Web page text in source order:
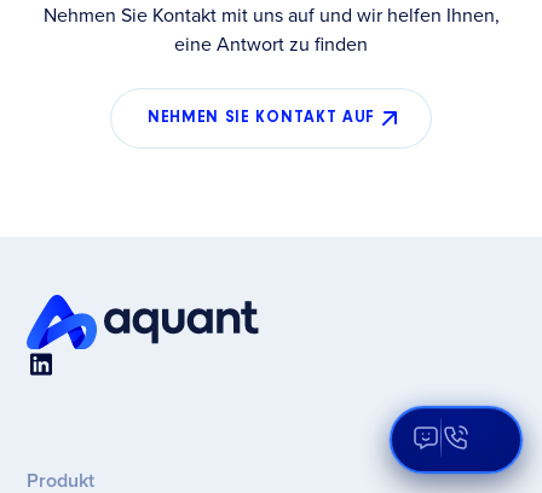
Nehmen Sie Kontakt mit uns auf und wir helfen Ihnen,
eine Antwort zu finden
NEHMEN SIE KONTAKT AUF
Produkt
Open